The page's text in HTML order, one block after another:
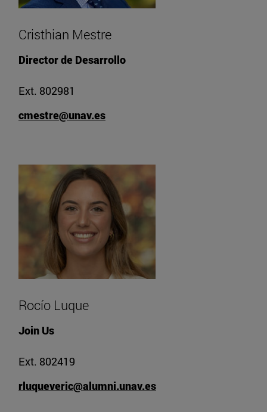
Cristhian Mestre
Director de Desarrollo
Ext. 802981
cmestre@unav.es
Rocío Luque
Join Us
Ext. 802419
rluqueveric@alumni.unav.es